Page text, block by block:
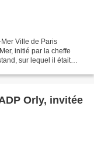
Ville de Paris
initié par la cheffe
sur lequel il était
Orly, invitée